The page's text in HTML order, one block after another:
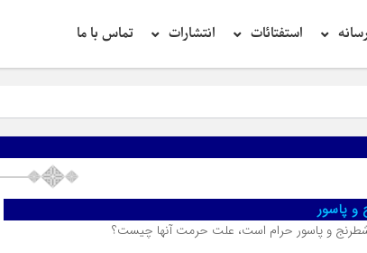
استفتائات انتشارات تماس با ما
پاسور
و پاسور حرام است، علت حرمت آنها چیست؟